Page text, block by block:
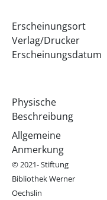
Erscheinungsort
Verlag/Drucker
Erscheinungsdatum
Physische
Beschreibung
Allgemeine
Anmerkung
© 2021- Stiftung
Bibliothek Werner
Oechslin